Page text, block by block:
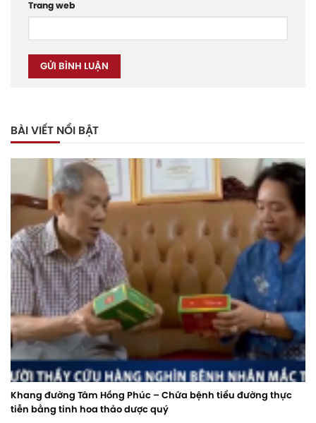
Trang web
BÀI VIẾT NỔI BẬT
Khang đường Tâm Hồng Phúc – Chữa bệnh tiểu đường thực
tiễn bằng tinh hoa thảo dược quý